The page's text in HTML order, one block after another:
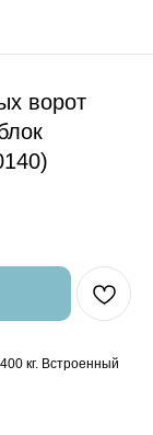
ворот
кг. Встроенный